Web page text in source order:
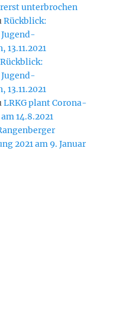
unterbrochen
Rückblick:
Rückblick:
LRKG plant Corona-
14.8.2021
2021 am 9. Januar